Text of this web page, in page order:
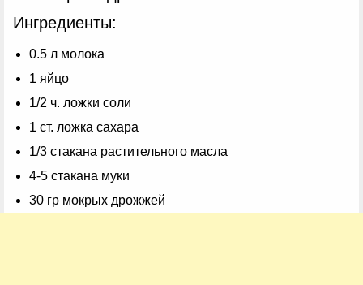
Ингредиенты:
0.5 л молока
1 яйцо
1/2 ч. ложки соли
1 ст. ложка сахара
1/3 стакана растительного масла
4-5 стакана муки
30 гр мокрых дрожжей